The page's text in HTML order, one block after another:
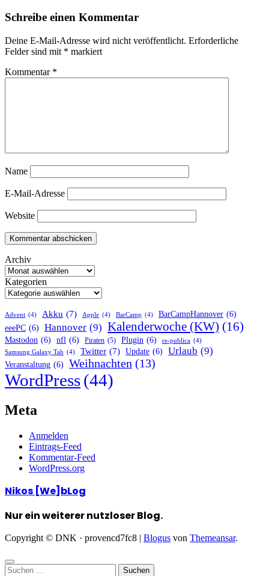
Schreibe einen Kommentar
Deine E-Mail-Adresse wird nicht veröffentlicht. Erforderliche
Felder sind mit * markiert
Kommentar *
Name
E-Mail-Adresse
Website
Archiv
Kategorien
Advent (4) Akku (7) Apple (4) BarCamp (4) BarCampHannover (6)
eeePC (6) Hannover (9) Kalenderwoche (KW) (16)
Mastodon (6) nfl (6) Piraten (5) Plugin (6) re-publica (4)
Samsung Galaxy Tab (4) Twitter (7) Update (6) Urlaub (9)
Veranstaltung (6) Weihnachten (13)
WordPress(44)
Meta
Anmelden
Eintrags-Feed
Kommentar-Feed
WordPress.org
Nikos [We]bLog
Nur ein weiterer nutzloser Blog.
Copyright © DNK · provencd7fc8 | Blogus von Themeansar.
Suchen